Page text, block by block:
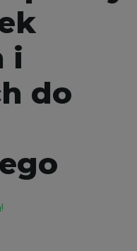
i
do